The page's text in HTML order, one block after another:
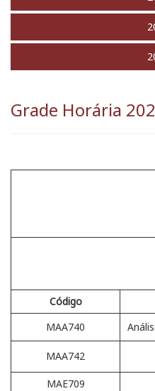
Grade Horária
Código
MAA740
MAA742
MAE709